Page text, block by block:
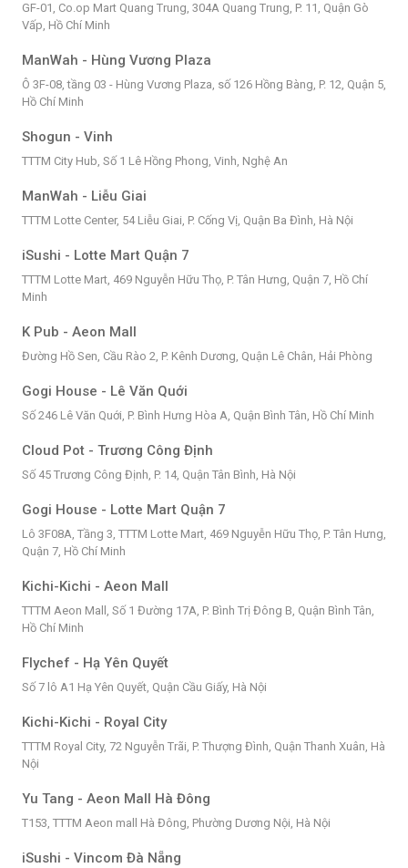
GF-01, Co.op Mart Quang Trung, 304A Quang Trung, P. 11, Quận Gò
Vấp, Hồ Chí Minh
ManWah - Hùng Vương Plaza
Ô 3F-08, tầng 03 - Hùng Vương Plaza, số 126 Hồng Bàng, P. 12, Quận 5,
Hồ Chí Minh
Shogun - Vinh
TTTM City Hub, Số 1 Lê Hồng Phong, Vinh, Nghệ An
ManWah - Liễu Giai
TTTM Lotte Center, 54 Liễu Giai, P. Cống Vị, Quận Ba Đình, Hà Nội
iSushi - Lotte Mart Quận 7
TTTM Lotte Mart, 469 Nguyễn Hữu Thọ, P. Tân Hưng, Quận 7, Hồ Chí
Minh
K Pub - Aeon Mall
Đường Hồ Sen, Cầu Rào 2, P. Kênh Dương, Quận Lê Chân, Hải Phòng
Gogi House - Lê Văn Quới
Số 246 Lê Văn Quới, P. Bình Hưng Hòa A, Quận Bình Tân, Hồ Chí Minh
Cloud Pot - Trương Công Định
Số 45 Trương Công Định, P. 14, Quận Tân Bình, Hà Nội
Gogi House - Lotte Mart Quận 7
Lô 3F08A, Tầng 3, TTTM Lotte Mart, 469 Nguyễn Hữu Thọ, P. Tân Hưng,
Quận 7, Hồ Chí Minh
Kichi-Kichi - Aeon Mall
TTTM Aeon Mall, Số 1 Đường 17A, P. Bình Trị Đông B, Quận Bình Tân,
Hồ Chí Minh
Flychef - Hạ Yên Quyết
Số 7 lô A1 Hạ Yên Quyết, Quận Cầu Giấy, Hà Nội
Kichi-Kichi - Royal City
TTTM Royal City, 72 Nguyễn Trãi, P. Thượng Đình, Quận Thanh Xuân, Hà
Nội
Yu Tang - Aeon Mall Hà Đông
T153, TTTM Aeon mall Hà Đông, Phường Dương Nội, Hà Nội
iSushi - Vincom Đà Nẵng